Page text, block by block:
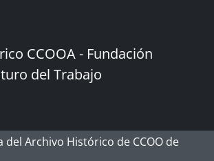
CCOOA - Fundación
del Trabajo
del Archivo Histórico de CCOO de